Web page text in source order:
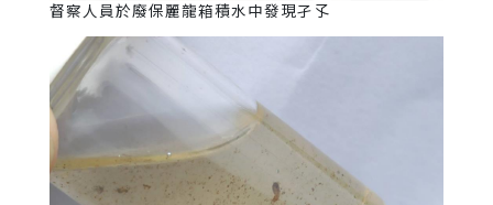
督察人員於廢保麗龍箱積水中發現孑孓